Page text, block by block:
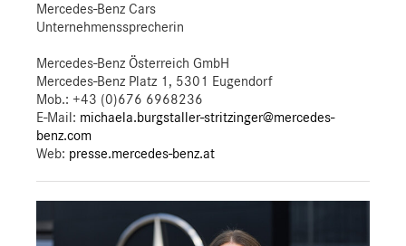
Mercedes-Benz Cars
Unternehmenssprecherin
Mercedes-Benz Österreich GmbH
Mercedes-Benz Platz 1, 5301 Eugendorf
Mob.: +43 (0)676 6968236
E-Mail: michaela.burgstaller-stritzinger@mercedes-
benz.com
Web: presse.mercedes-benz.at